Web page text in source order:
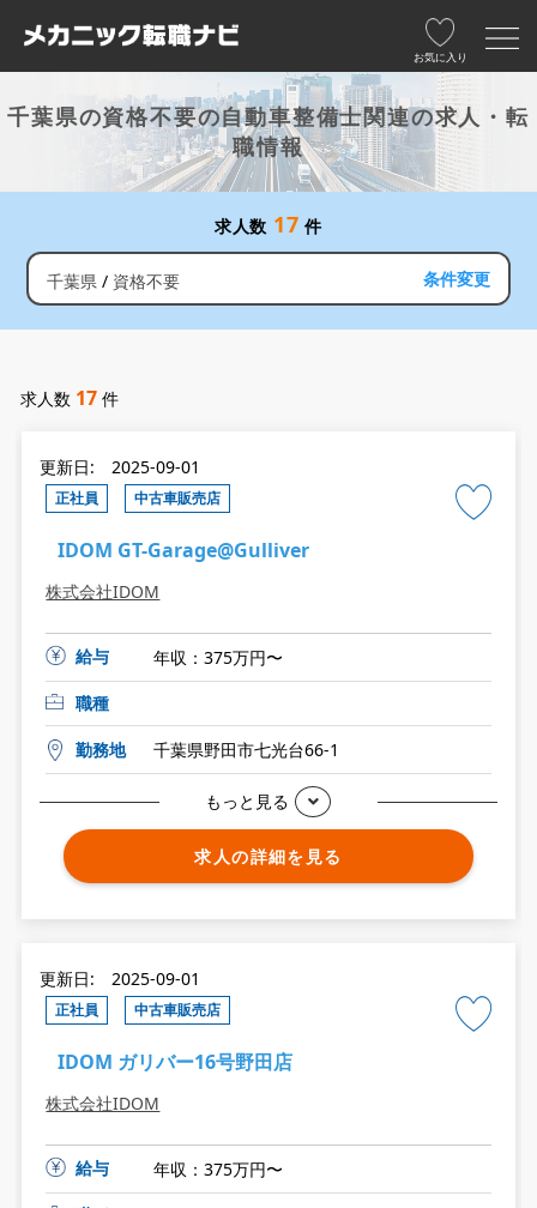
お気に入り
千葉県の資格不要の自動車整備士関連の求人・転
職情報
求人数 17 件
千葉県 資格不要 条件変更
求人数 17 件
更新日: 2025-09-01
正社員 中古車販売店
IDOM GT-Garage@Gulliver
株式会社IDOM
給与
年収：375万円〜
職種
勤務地 千葉県野田市七光台66-1
もっと見る
求人の詳細を見る
更新日: 2025-09-01
正社員 中古車販売店
IDOM ガリバー16号野田店
株式会社IDOM
給与
年収：375万円〜